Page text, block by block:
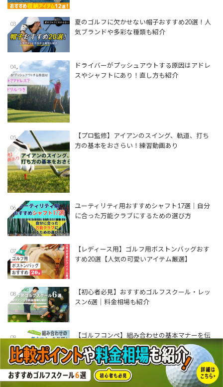
03
夏のゴルフに欠かせない帽子おすすめ20選！人
気ブランドや多彩な種類も紹介
04
ドライバーがプッシュアウトする原因はアドレ
スやシャフトにあり！直し方も紹介
05
【プロ監修】アイアンのスイング、軌道、打ち
方の基本をおさらい！練習動画あり
06
ユーティリティ用おすすめシャフト17選│自分
に合った万能クラブにするための選び方
07
【レディース用】ゴルフ用ボストンバッグおす
すめ20選【人気の可愛いアイテム厳選】
08
【初心者必見】おすすめゴルフスクール・レッ
スン6選｜料金相場も紹介
09
【ゴルフコンペ】組み合わせの基本マナーを伝
授！【組み合わせ表あり】
010
【プロ監修】アイアンを左足体重で打つ方法と